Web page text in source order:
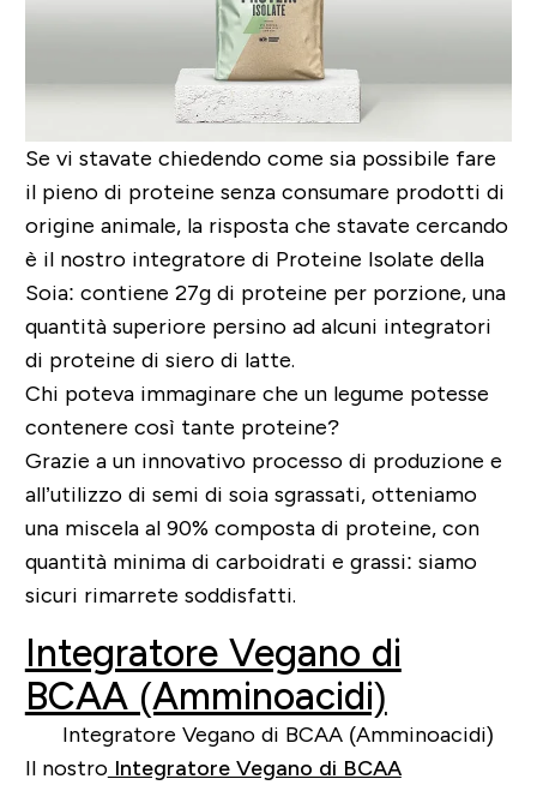
Se vi stavate chiedendo come sia possibile fare
il pieno di proteine senza consumare prodotti di
origine animale, la risposta che stavate cercando
è il nostro integratore di Proteine Isolate della
Soia: contiene 27g di proteine per porzione, una
quantità superiore persino ad alcuni integratori
di proteine di siero di latte.
Chi poteva immaginare che un legume potesse
contenere così tante proteine?
Grazie a un innovativo processo di produzione e
all’utilizzo di semi di soia sgrassati, otteniamo
una miscela al 90% composta di proteine, con
quantità minima di carboidrati e grassi: siamo
sicuri rimarrete soddisfatti.
Integratore Vegano di
BCAA (Amminoacidi)
Il nostroIntegratore Vegano di BCAA